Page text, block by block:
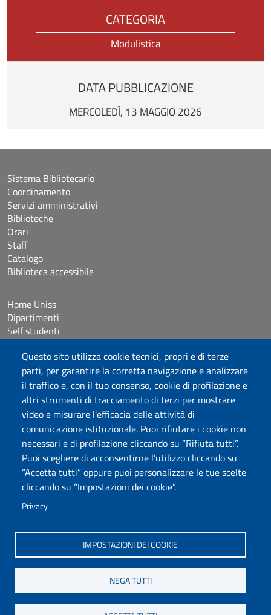
Questo sito utilizza cookie tecnici, propri e di terze
parti, per garantire la corretta navigazione e analizzare
il traffico e, con il tuo consenso, cookie di profilazione e
altri strumenti di tracciamento di terzi per mostrare
video e misurare l'efficacia delle attività di
comunicazione istituzionale. Puoi rifiutare i cookie non
necessari e di profilazione cliccando su “Rifiuta tutti”.
Puoi scegliere di acconsentirne l’utilizzo cliccando su
“Accetta tutti” oppure puoi personalizzare le tue scelte
cliccando su “Impostazioni dei cookie”.
Privacy
IMPOSTAZIONI DEI COOKIE
NEGA TUTTI
CATEGORIA
Modulistica
DATA PUBBLICAZIONE
MERCOLEDÌ, 13 MAGGIO 2026
Università degli Studi di Sassari
Piazza Università 21, Sassari
Tel.: 800 882994 (Orientamento studenti)
RETTORE:rettore@uniss.it
PEC:protocollo@pec.uniss.it
URP:urp@uniss.it
P.I. 00196350904 –pagoPA®
Sistema Bibliotecario
Coordinamento
Servizi amministrativi
Biblioteche
Orari
Staff
Catalogo
Biblioteca accessibile
Home Uniss
Dipartimenti
Self studenti
Studenti con disabilità e DSA
Crediti icone
HELPDESK: sba@uniss.it
PEC SBA: sba@pec.uniss.it
WEB SBA: websba@uniss.it